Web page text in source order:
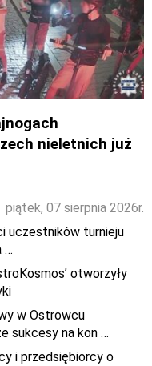
nieletnich już
piątek, 07 sierpnia 2026r.
uczestników turnieju
…
otworzyły
w Ostrowcu
sukcesy na kon …
i przedsiębiorcy o